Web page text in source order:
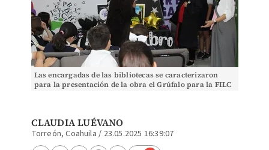
Las encargadas de las bibliotecas se caracterizaron
para la presentación de la obra el Grúfalo para la FILC
CLAUDIA LUÉVANO
Torreón, Coahuila / 23.05.2025 16:39:07